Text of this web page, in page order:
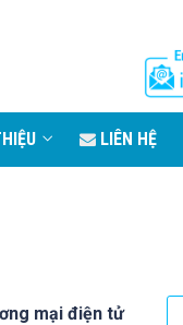
LIÊN HỆ
mại điện tử